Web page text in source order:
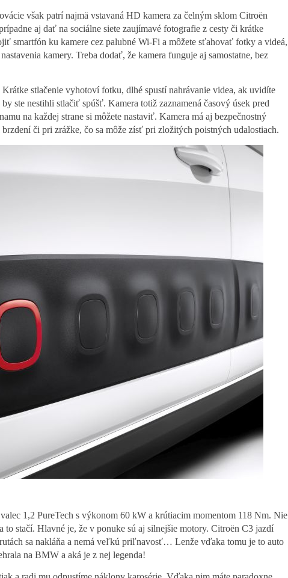
však patrí najmä vstavaná HD kamera za čelným sklom Citroën
aj dať na sociálne siete zaujímavé fotografie z cesty či krátke
smartfón ku kamere cez palubné Wi-Fi a môžete sťahovať fotky a videá,
kamery. Treba dodať, že kamera funguje aj samostatne, bez
stlačenie vyhotoví fotku, dlhé spustí nahrávanie videa, ak uvidíte
ste nestihli stlačiť spúšť. Kamera totiž zaznamená časový úsek pred
na každej strane si môžete nastaviť. Kamera má aj bezpečnostný
či pri zrážke, čo sa môže zísť pri zložitých poistných udalostiach.
1,2 PureTech s výkonom 60 kW a krútiacim momentom 118 Nm. Nie
to stačí. Hlavné je, že v ponuke sú aj silnejšie motory. Citroën C3 jazdí
sa nakláňa a nemá veľkú priľnavosť… Lenže vďaka tomu je to auto
na BMW a aká je z nej legenda!